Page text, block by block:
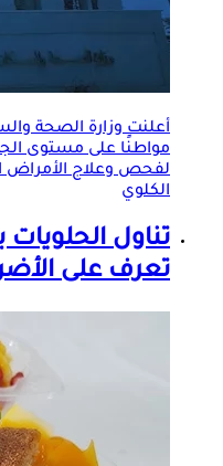
مواطنًا على مستوى
لفحص وعلاجالأمراض
الكلوي
تناول
تعرف على